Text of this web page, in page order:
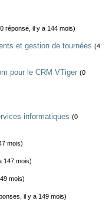
réponse, il y a 144 mois)
et gestion de tournées (4
pour le CRM VTiger (0
informatiques (0
mois)
147 mois)
mois)
il y a 149 mois)